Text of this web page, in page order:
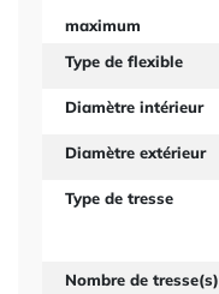
maximum
Type de flexible
Diamètre intérieur
Diamètre extérieur
Type de tresse
Nombre de tresse(s)